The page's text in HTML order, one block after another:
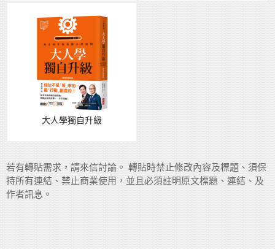
大人學獨自升級
若有轉貼需求，請來信討論。 轉貼時禁止修改內容及標題、須保
持所有連結、禁止商業使用，並且必須註明原文標題、連結、及
作者訊息。